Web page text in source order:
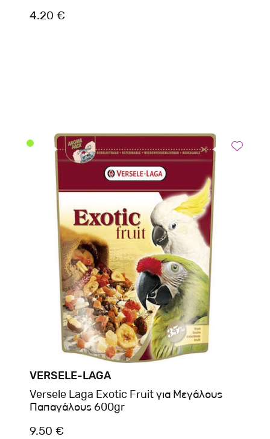
4.20 €
VERSELE-LAGA
Versele Laga Exotic Fruit για Μεγάλους
Παπαγάλους 600gr
9.50 €